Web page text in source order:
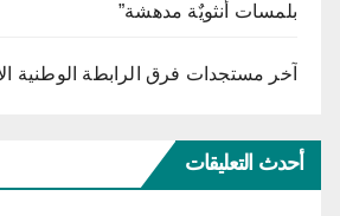
بلمسات أنثويٌة مدهشة”
آخر مستجدات فرق الرابطة الوطنية
أحدث التعليقات